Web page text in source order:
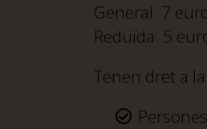
General: 7
Reduïda: 5
Tenen dret a